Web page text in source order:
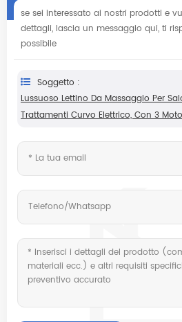
se sei interessato ai nostri prodotti e
dettagli, lascia un messaggio qui, ti
possibile
Soggetto :
Lussuoso Lettino Da Massaggio Per
Trattamenti Curvo Elettrico, Con 3